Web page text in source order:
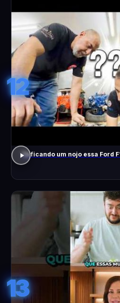
12
Tá ficando um nojo essa Ford
13